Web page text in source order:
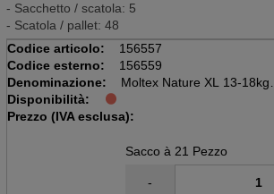
- Sacchetto / scatola: 5
- Scatola / pallet: 48
Codice articolo:
156557
Codice esterno:
156559
Denominazione:
Moltex Nature XL 13-18kg
Pannolini per bambini
Disponibilità:
Prezzo (IVA esclusa):
Sacco à 21 Pezzo
-